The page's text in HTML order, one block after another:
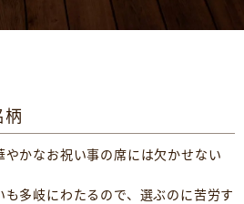
かなお祝い事の席には欠かせない
多岐にわたるので、選ぶのに苦労す